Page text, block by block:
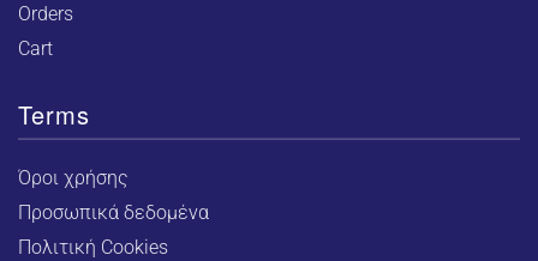
Orders
Cart
Terms
Όροι χρήσης
Προσωπικά δεδομένα
Πολιτική Cookies